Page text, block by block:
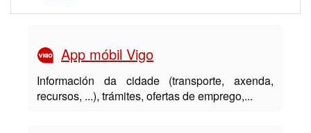
App móbil Vigo
Información da cidade (transporte, axenda,
recursos, ...), trámites, ofertas de emprego,...